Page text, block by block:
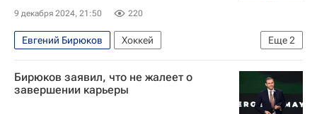
9 декабря 2024, 21:50 220
Еще2
Евгений Бирюков
Хоккей
Металлург (Магнитогорск)
КХЛ 2025-2026
Бирюков заявил, что не жалеет о
завершении карьеры